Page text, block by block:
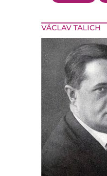
VÁCLAV TALICH